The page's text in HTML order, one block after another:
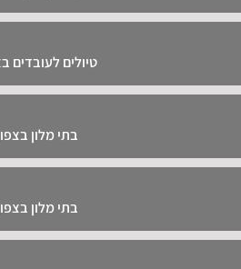
טיולים לעובדים
בתי מלון
בתי מלון